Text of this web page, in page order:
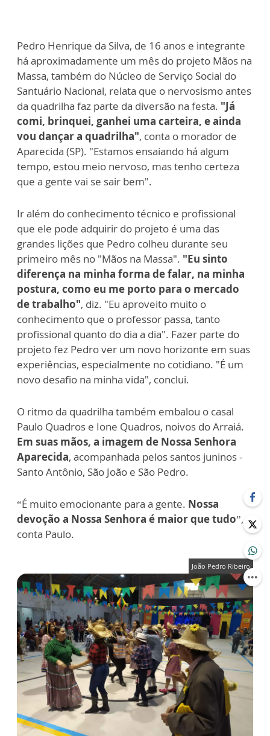
Pedro Henrique da Silva, de 16 anos e integrante
há aproximadamente um mês do projeto Mãos na
Massa, também do Núcleo de Serviço Social do
Santuário Nacional, relata que o nervosismo antes
da quadrilha faz parte da diversão na festa. "Já
comi, brinquei, ganhei uma carteira, e ainda
vou dançar a quadrilha", conta o morador de
Aparecida (SP). "Estamos ensaiando há algum
tempo, estou meio nervoso, mas tenho certeza
que a gente vai se sair bem".
Ir além do conhecimento técnico e profissional
que ele pode adquirir do projeto é uma das
grandes lições que Pedro colheu durante seu
primeiro mês no "Mãos na Massa". "Eu sinto
diferença na minha forma de falar, na minha
postura, como eu me porto para o mercado
de trabalho", diz. "Eu aproveito muito o
conhecimento que o professor passa, tanto
profissional quanto do dia a dia". Fazer parte do
projeto fez Pedro ver um novo horizonte em suas
experiências, especialmente no cotidiano. "É um
novo desafio na minha vida", conclui.
O ritmo da quadrilha também embalou o casal
Paulo Quadros e Ione Quadros, noivos do Arraiá.
Em suas mãos, a imagem de Nossa Senhora
Aparecida, acompanhada pelos santos juninos -
Santo Antônio, São João e São Pedro.
“É muito emocionante para a gente. Nossa
devoção a Nossa Senhora é maior que tudo”,
conta Paulo.
João Pedro Ribeiro